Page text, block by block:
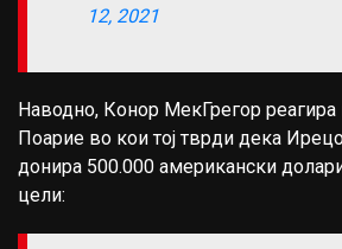
12, 2021
Наводно, Конор МекГрегор реагира
Поарие во кои тој тврди дека
донира 500.000 американски
цели: